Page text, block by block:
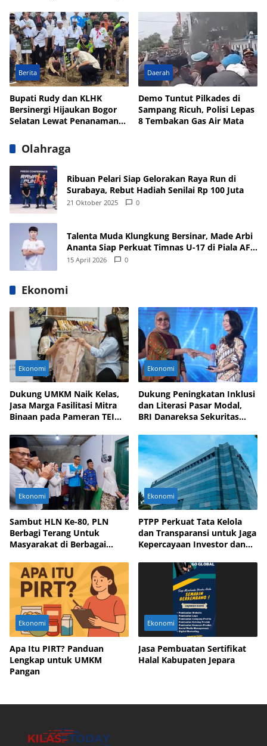
Berita
Bupati Rudy dan KLHK
Bersinergi Hijaukan Bogor
Selatan Lewat Penanaman
Daerah
Demo Tuntut Pilkades di
Sampang Ricuh, Polisi Lepas
8 Tembakan Gas Air Mata
Olahraga
Ribuan Pelari Siap Gelorakan Raya Run di
Surabaya, Rebut Hadiah Senilai Rp 100 Juta
21 Oktober 2025 0
Talenta Muda Klungkung Bersinar, Made Arbi
Ananta Siap Perkuat Timnas U-17 di Piala AFF
dan Asia 2026
15 April 2026 0
Ekonomi
Ekonomi
Dukung UMKM Naik Kelas,
Jasa Marga Fasilitasi Mitra
Binaan pada Pameran TEI
Ekonomi
Dukung Peningkatan Inklusi
dan Literasi Pasar Modal,
BRI Danareksa Sekuritas
Ekonomi
Sambut HLN Ke-80, PLN
Berbagi Terang Untuk
Masyarakat di Berbagai
Ekonomi
PTPP Perkuat Tata Kelola
dan Transparansi untuk Jaga
Kepercayaan Investor dan
Ekonomi
Apa Itu PIRT? Panduan
Lengkap untuk UMKM
Pangan
Ekonomi
Jasa Pembuatan Sertifikat
Halal Kabupaten Jepara